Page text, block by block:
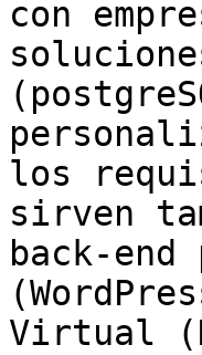
con
los
sirven
back-
Virtual